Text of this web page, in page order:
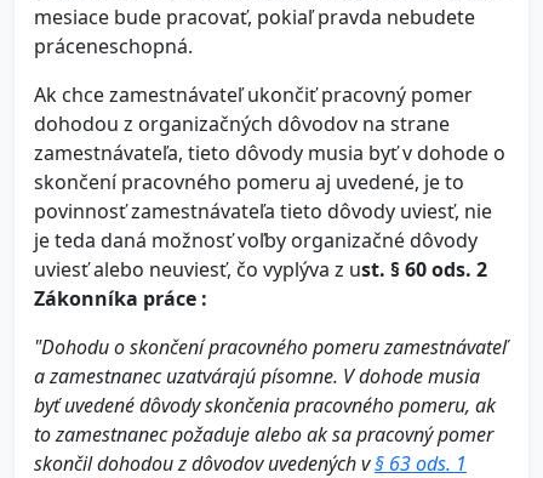
mesiace bude pracovať, pokiaľ pravda nebudete
práceneschopná.
Ak chce zamestnávateľ ukončiť pracovný pomer
dohodou z organizačných dôvodov na strane
zamestnávateľa, tieto dôvody musia byť v dohode o
skončení pracovného pomeru aj uvedené, je to
povinnosť zamestnávateľa tieto dôvody uviesť, nie
je teda daná možnosť voľby organizačné dôvody
uviesť alebo neuviesť, čo vyplýva z ust. § 60 ods. 2
Zákonníka práce :
"Dohodu o skončení pracovného pomeru zamestnávateľ
a zamestnanec uzatvárajú písomne. V dohode musia
byť uvedené dôvody skončenia pracovného pomeru, ak
to zamestnanec požaduje alebo ak sa pracovný pomer
skončil dohodou z dôvodov uvedených v§ 63 ods. 1